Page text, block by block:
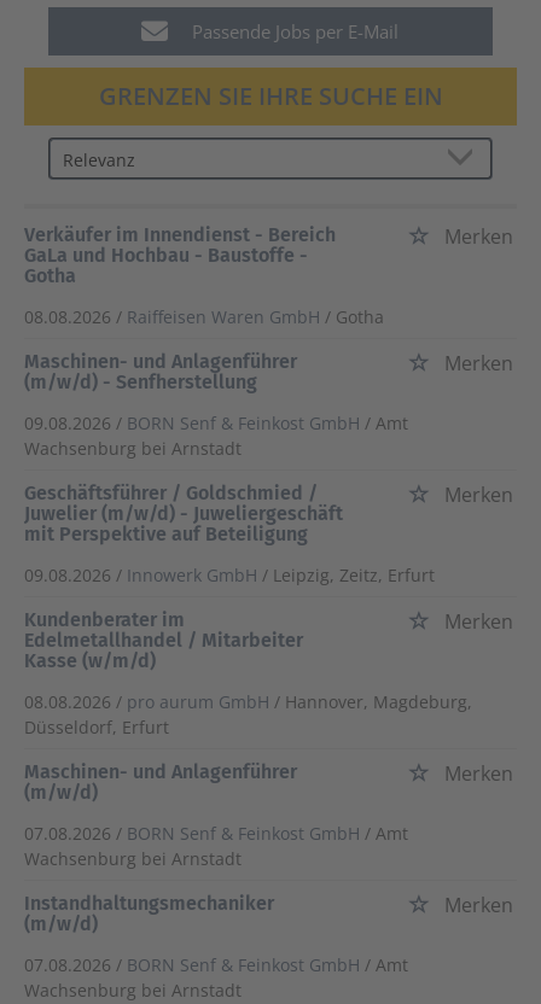
Passende Jobs per E-Mail
GRENZEN SIE IHRE SUCHE EIN
Verkäufer im Innendienst - Bereich
GaLa und Hochbau - Baustoffe -
Gotha
Merken
08.08.2026 / Raiffeisen Waren GmbH / Gotha
Maschinen- und Anlagenführer
(m/w/d) - Senfherstellung
Merken
09.08.2026 / BORN Senf & Feinkost GmbH / Amt
Wachsenburg bei Arnstadt
Geschäftsführer / Goldschmied /
Juwelier (m/w/d) - Juweliergeschäft
mit Perspektive auf Beteiligung
Merken
09.08.2026 / Innowerk GmbH / Leipzig, Zeitz, Erfurt
Kundenberater im
Edelmetallhandel / Mitarbeiter
Kasse (w/m/d)
Merken
08.08.2026 / pro aurum GmbH / Hannover, Magdeburg,
Düsseldorf, Erfurt
Maschinen- und Anlagenführer
(m/w/d)
Merken
07.08.2026 / BORN Senf & Feinkost GmbH / Amt
Wachsenburg bei Arnstadt
Instandhaltungsmechaniker
(m/w/d)
Merken
07.08.2026 / BORN Senf & Feinkost GmbH / Amt
Wachsenburg bei Arnstadt